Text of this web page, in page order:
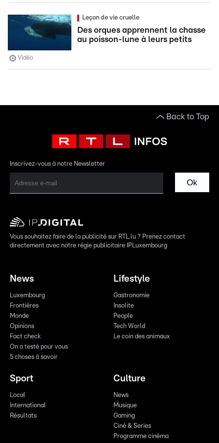
Leçon de vie cruelle
Des orques apprennent la chasse
au poisson-lune à leurs petits
Vidéo
Back to Top
Inscrivez-vous à notre Newsletter
Ok
Vous souhaitez faire de la publicité sur RTL.lu ? Prenez contact
directement avec notre régie publicitaire IPLuxembourg
News
Luxembourg
Frontières
Monde
Opinions
Fact check
On a testé pour vous
5 choses à savoir
Lifestyle
Gastronomie
Insolite
People
Tech World
Le coin des animaux
Sport
Local
International
Résultats
Culture
News
Musique
Gaming
Ciné & Series
Programme cinéma